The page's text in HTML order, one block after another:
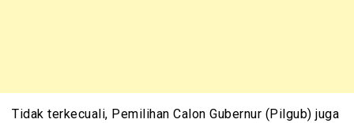
Tidak terkecuali, Pemilihan Calon Gubernur (Pilgub) juga